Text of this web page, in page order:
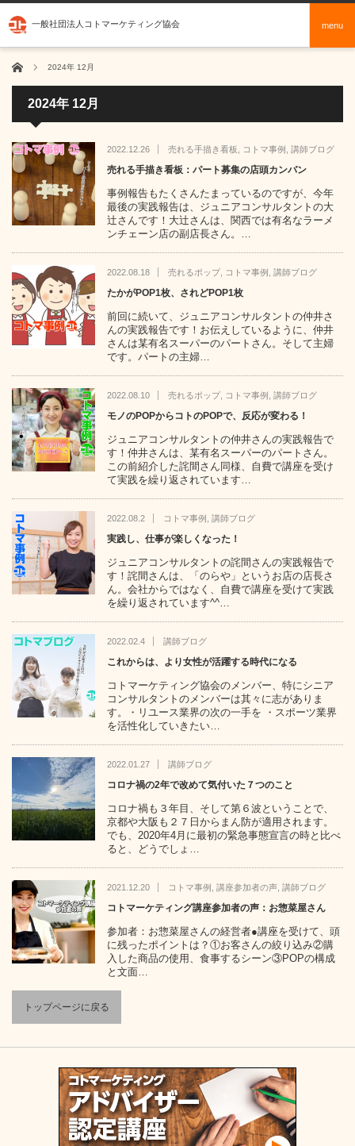
一般社団法人コトマーケティング協会 menu
ホーム 2024年 12月
2024年 12月
2022.12.26 売れる手描き看板 コトマ事例 講師ブログ
売れる手描き看板：パート募集の店頭カンバン
事例報告もたくさんたまっているのですが、今年
最後の実践報告は、ジュニアコンサルタントの大
辻さんです！大辻さんは、関西では有名なラーメ
ンチェーン店の副店長さん。…
2022.08.18 売れるポップ, コトマ事例 講師ブログ
たかがPOP1枚、されどPOP1枚
前回に続いて、ジュニアコンサルタントの仲井さ
んの実践報告です！お伝えしているように、仲井
さんは某有名スーパーのパートさん。そして主婦
です。パートの主婦…
2022.08.10 売れるポップ, コトマ事例 講師ブログ
モノのPOPからコトのPOPで、反応が変わる！
ジュニアコンサルタントの仲井さんの実践報告で
す！仲井さんは、某有名スーパーのパートさん。
この前紹介した詫間さん同様、自費で講座を受け
て実践を繰り返されています…
2022.08.2 コトマ事例 講師ブログ
実践し、仕事が楽しくなった！
ジュニアコンサルタントの詫間さんの実践報告で
す！詫間さんは、「のらや」というお店の店長さ
ん。会社からではなく、自費で講座を受けて実践
を繰り返されています^^…
2022.02.4 講師ブログ
これからは、より女性が活躍する時代になる
コトマーケティング協会のメンバー、特にシニア
コンサルタントのメンバーは其々に志がありま
す。・リユース業界の次の一手を ・スポーツ業界
を活性化していきたい…
2022.01.27 講師ブログ
コロナ禍の2年で改めて気付いた７つのこと
コロナ禍も３年目、そして第６波ということで、
京都や大阪も２７日からまん防が適用されます。
でも、2020年4月に最初の緊急事態宣言の時と比べ
ると、どうでしょ…
2021.12.20 コトマ事例 講座参加者の声, 講師ブログ
コトマーケティング講座参加者の声：お惣菜屋さん
参加者：お惣菜屋さんの経営者●講座を受けて、頭
に残ったポイントは？①お客さんの絞り込み②購
入した商品の使用、食事するシーン③POPの構成
と文面…
トップページに戻る